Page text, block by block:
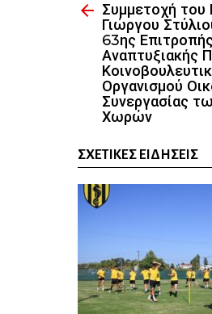
more Συμμετοχή
Γιώργου
63ης
Αναπτυξιακής
Οργανισμού
Συνεργασίας
Χωρών
ΣΧΕΤΙΚΈΣ ΕΙΔΉΣΕΙΣ